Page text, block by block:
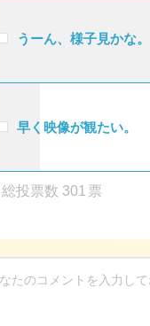
うーん、様子見かな。
早く映像が観たい。
301